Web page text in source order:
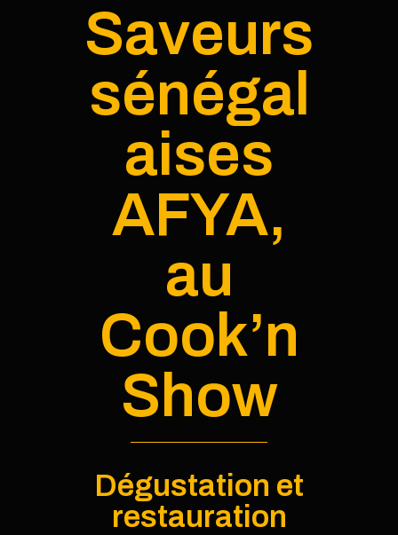
Saveurs
sénégal
aises
AFYA,
au
Cook’n
Show
Dégustation et
restauration